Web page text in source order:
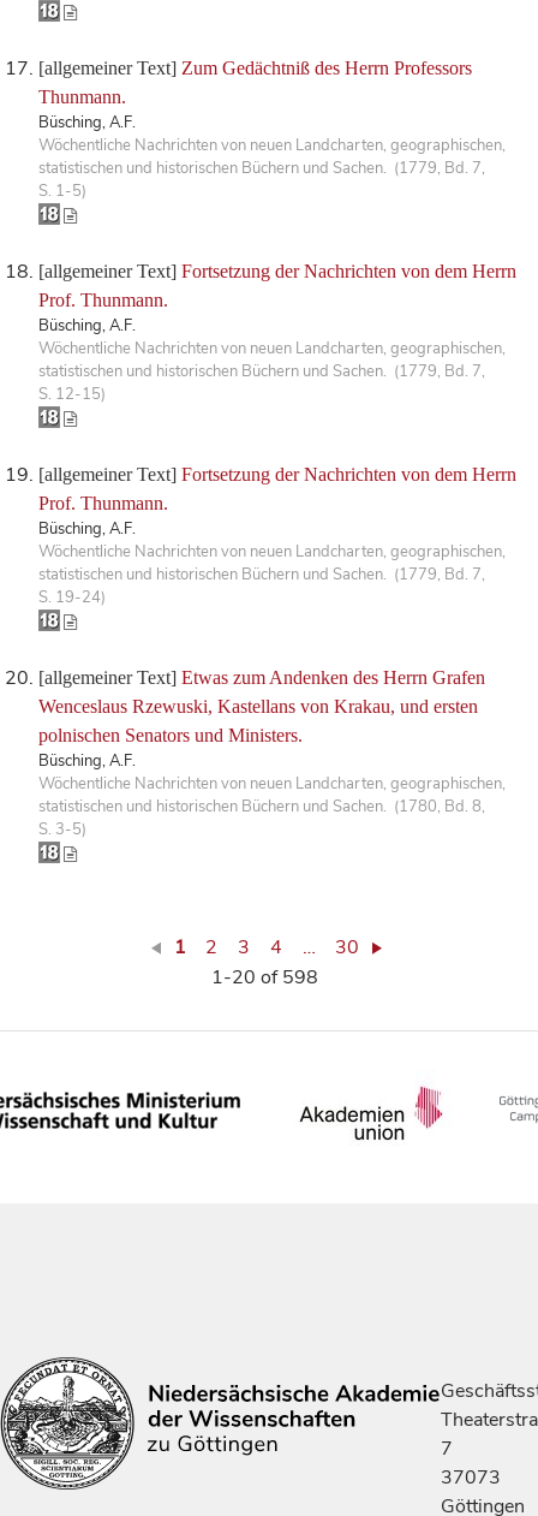
[allgemeiner Text] Zum Gedächtniß des Herrn Professors
Thunmann.
Büsching, A.F.
Wöchentliche Nachrichten von neuen Landcharten, geographischen,
statistischen und historischen Büchern und Sachen. (1779, Bd. 7,
S. 1-5)
[allgemeiner Text] Fortsetzung der Nachrichten von dem Herrn
Prof. Thunmann.
Büsching, A.F.
Wöchentliche Nachrichten von neuen Landcharten, geographischen,
statistischen und historischen Büchern und Sachen. (1779, Bd. 7,
S. 12-15)
[allgemeiner Text] Fortsetzung der Nachrichten von dem Herrn
Prof. Thunmann.
Büsching, A.F.
Wöchentliche Nachrichten von neuen Landcharten, geographischen,
statistischen und historischen Büchern und Sachen. (1779, Bd. 7,
S. 19-24)
[allgemeiner Text] Etwas zum Andenken des Herrn Grafen
Wenceslaus Rzewuski, Kastellans von Krakau, und ersten
polnischen Senators und Ministers.
Büsching, A.F.
Wöchentliche Nachrichten von neuen Landcharten, geographischen,
statistischen und historischen Büchern und Sachen. (1780, Bd. 8,
S. 3-5)
1 2 3 4 …
30
1-20 of 598
7
37073
Göttingen